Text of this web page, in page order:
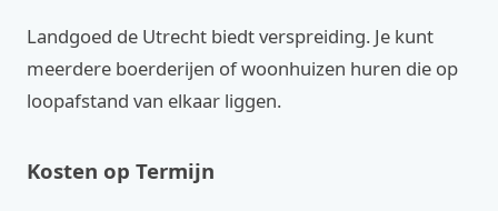
Landgoed de Utrecht biedt verspreiding. Je kunt
meerdere boerderijen of woonhuizen huren die op
loopafstand van elkaar liggen.
Kosten op Termijn